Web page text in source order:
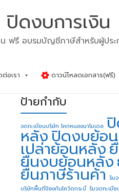
ดงบการเงิน
ฟรี อบรมบัญชีภาษีสำหรับผู้ประ
อเรา ดาวน์โหลดเอกสาร(ฟรี)
ป้ายกำกับ
จดทะเบียนบริษัท โคกหนองนาโมเดล
หลังปิดงบย้อ
เปล่าย้อนหลัง
ยื่นงบย้อนหลัง
ยื่นภาษีร้านค้า รับ
บริษัทพื้นทีป้องกันโควิดกระบี่ รับจดทะเบี